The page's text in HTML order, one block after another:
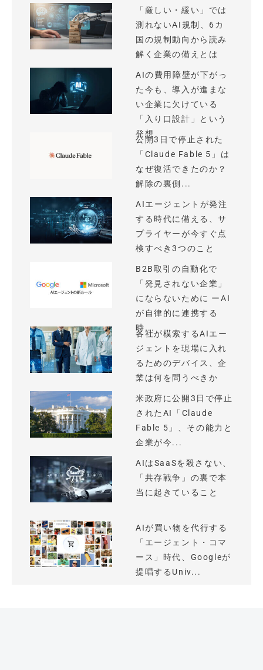
「厳しい・緩い」では
測れないAI規制、6カ
国の規制動向から読み
解く企業の備えとは
AIの費用障壁が下がっ
た今も、導入が進まな
い企業に欠けている
「入り口設計」という
発想
公開3日で停止された
「Claude Fable 5」は
なぜ復活できたのか？
解除の裏側...
AIエージェントが発注
する時代に備える、サ
プライヤーが今すぐ点
検すべき3つのこと
B2B取引の自動化で
「発見されない企業」
にならないために ーAI
が自律的に連携する
時...
各社が模索するAIエー
ジェントを現場に入れ
るためのデバイス、企
業は何を問うべきか
米政府に公開3日で停止
されたAI「Claude
Fable 5」、その能力と
企業が今...
AIはSaaSを殺さない、
「共存戦争」の裏で本
当に起きていること
AIが買い物を代行する
「エージェント・コマ
ース」時代、Googleが
提唱するUniv...